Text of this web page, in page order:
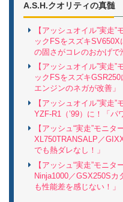
A.S.H.クオリティの真髄
【アッシュオイル”実走
ックFSをスズキ
の固さがコレのおかげで
【アッシュオイル”実走
ックFSをスズキ
エンジンのネガが改善」
【アッシュオイル”実
YZF-R1（’99）に！「パ
【アッシュ“実走”モニ
XL750TRANSALP／
でも熱ダレなし！」
【アッシュ“実走”モニ
Ninja1000／GSX250Sカ
も性能差を感じない！」